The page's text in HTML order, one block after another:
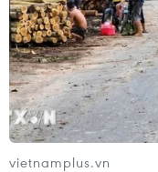
vietnamplus.vn